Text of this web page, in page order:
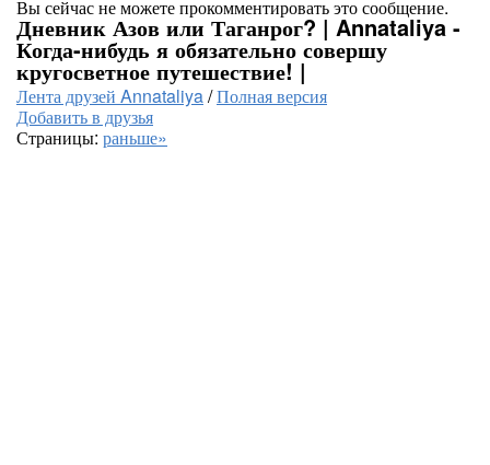
Вы сейчас не можете прокомментировать это сообщение.
Дневник Азов или Таганрог? | Annataliya -
Когда-нибудь я обязательно совершу
кругосветное путешествие! |
Лента друзей Annataliya/Полная версия
Добавить в друзья
Страницы: раньше»